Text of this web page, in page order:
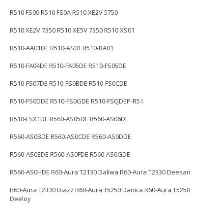
R510 FS09 R510 FS0A R510 XE2V 5750
R510 XE2V 7350 R510 XE5V 7350 R510 XS01
R510-AA01DE R510-AS01 R510-BA01
R510-FA04DE R510-FA05DE R510-FS05DE
R510-FS07DE R510-FS0BDE R510-FS0CDE
R510-FS0DDE R510-FS0GDE R510-FS0JDEP-R51
R510-FSX1DE R560-AS05DE R560-AS06DE
R560-AS0BDE R560-AS0CDE R560-AS0DDE
R560-AS0EDE R560-AS0FDE R560-AS0GDE
R560-AS0HDE R60-Aura T2130 Daliwa R60-Aura T2330 Deesan
R60-Aura T2330 Diazz R60-Aura T5250 Danica R60-Aura T5250
Deeloy